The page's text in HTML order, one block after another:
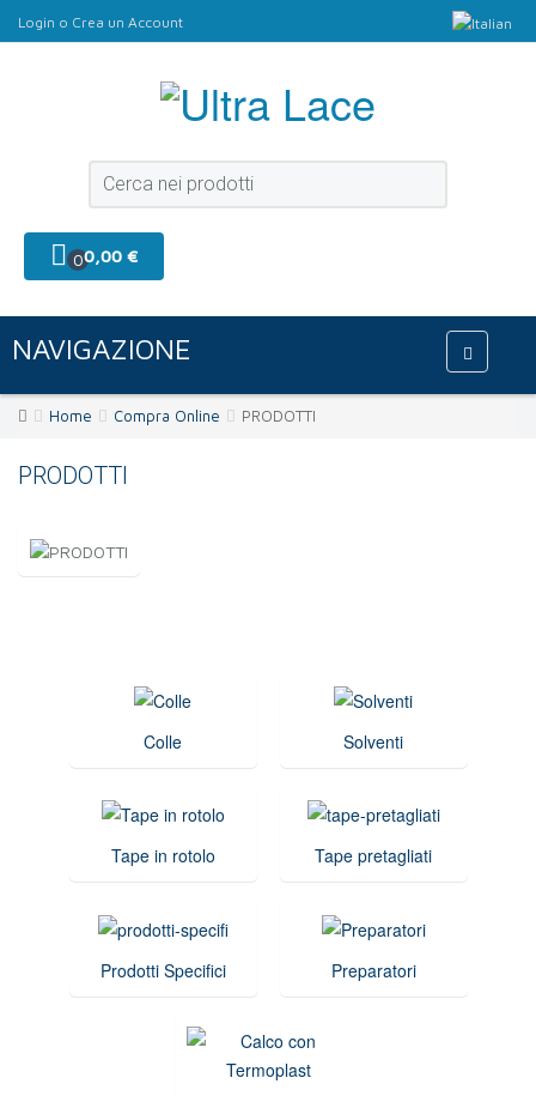
Login o Crea un Account
00,00 €
NAVIGAZIONE
Home Compra Online PRODOTTI
PRODOTTI
Colle Solventi
Tape in rotolo Tape pretagliati
Prodotti Specifici Preparatori